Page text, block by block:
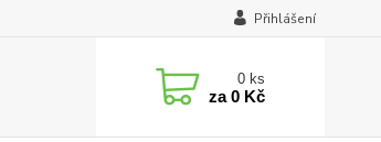
Přihlášení
0 ks
za0 Kč